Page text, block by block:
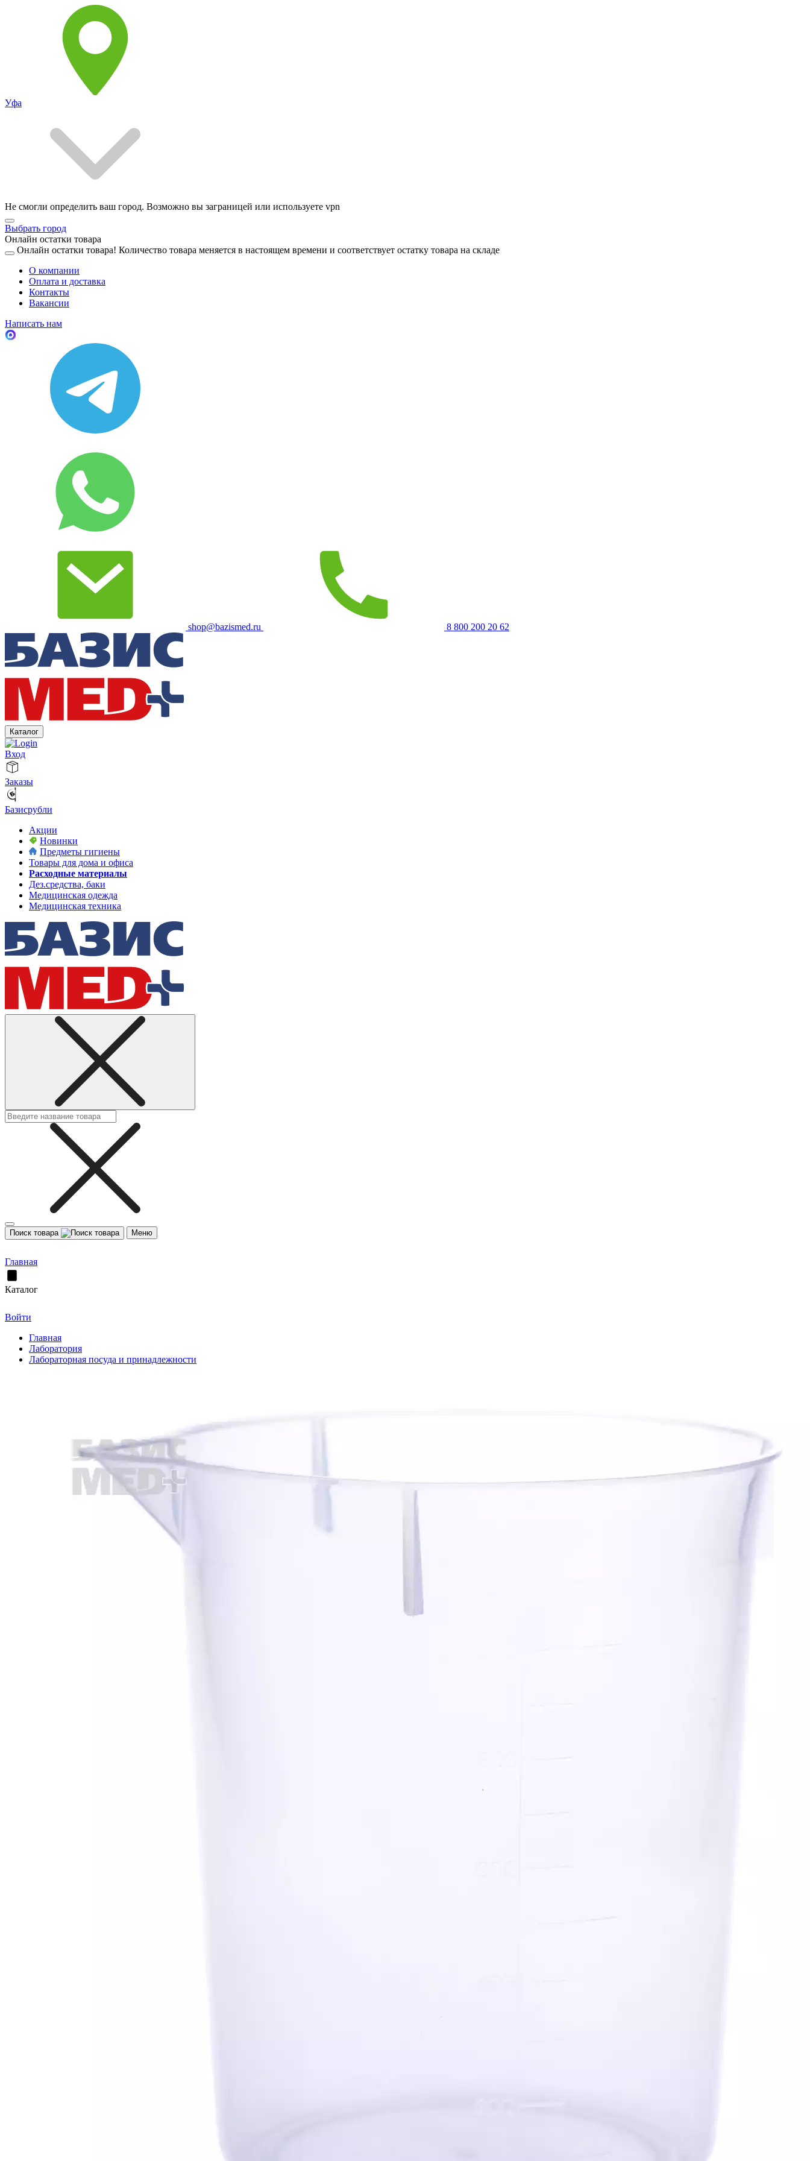
Уфа
Не смогли определить ваш город. Возможно вы заграницей или используете vpn
Выбрать город
Онлайн остатки товара
Онлайн остатки товара! Количество товара меняется в настоящем времени и соответствует остатку товара на складе
О компании
Оплата и доставка
Контакты
Вакансии
Написать нам
shop@bazismed.ru 8 800 200 20 62
Каталог
Вход
Заказы
Базисрубли
Акции
Новинки
Предметы гигиены
Товары для дома и офиса
Расходные материалы
Дез.средства, баки
Медицинская одежда
Медицинская техника
Поиск товара Меню
Главная
Каталог
Войти
Главная
Лаборатория
Лабораторная посуда и принадлежности